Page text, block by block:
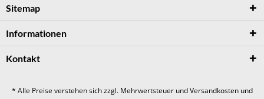
Sitemap
Informationen
Kontakt
* Alle Preise verstehen sich zzgl. Mehrwertsteuer undVersandkostenund